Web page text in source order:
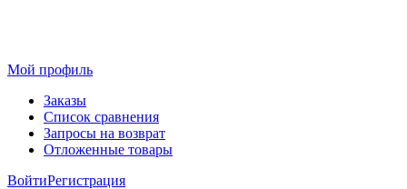
Мой профиль
Заказы
Список сравнения
Запросы на возврат
Отложенные товары
ВойтиРегистрация